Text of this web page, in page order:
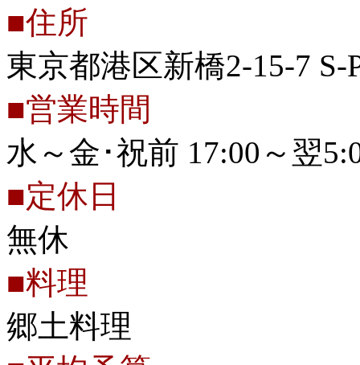
■住所
東京都港区新橋2-15-7
■営業時間
水～金･祝前 17:00～翌
■定休日
無休
■料理
郷土料理